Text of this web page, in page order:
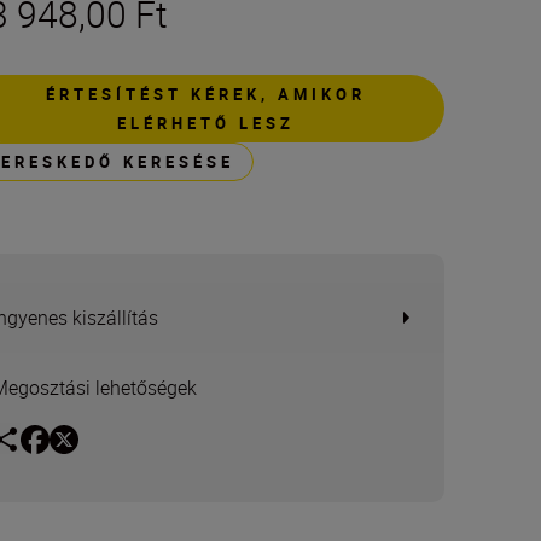
948,00 Ft
ÉRTESÍTÉST KÉREK, AMIKOR
ELÉRHETŐ LESZ
KERESÉSE
kiszállítás
lehetőségek